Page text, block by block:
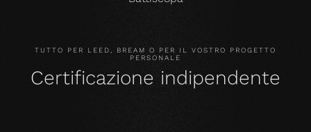
TUTTO PER LEED, BREAM O PER IL VOSTRO PROGETTO
PERSONALE
Certificazione indipendente